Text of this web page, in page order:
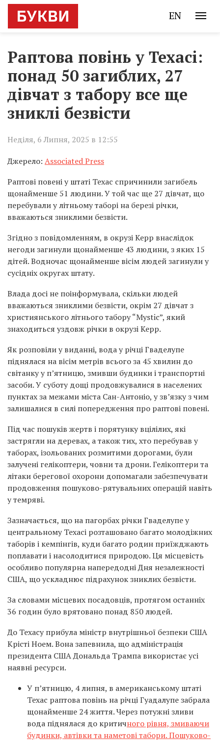
EN
Раптова повінь у Техасі:
понад 50 загиблих, 27
дівчат з табору все ще
зниклі безвісти
Неділя, 6 Липня, 2025 в 12:55
Джерело: Associated Press
Раптові повені у штаті Техас спричинили загибель
щонайменше 51 людини. У той час ще 27 дівчат, що
перебували у літньому таборі на березі річки,
вважаються зниклими безвісти.
Згідно з повідомленням, в окрузі Керр внаслідок
негоди загинули щонайменше 43 людини, з яких 15
дітей. Водночас щонайменше вісім людей загинули у
сусідніх округах штату.
Влада досі не поінформувала, скільки людей
вважаються зниклими безвісти, окрім 27 дівчат з
християнського літнього табору “Mystic”, який
знаходиться уздовж річки в окрузі Керр.
Як розповіли у виданні, вода у річці Гваделупе
піднялася на вісім метрів всього за 45 хвилин до
світанку у п’ятницю, змивши будинки і транспортні
засоби. У суботу дощі продовжувалися в населених
пунктах за межами міста Сан-Антоніо, у зв’язку з чим
залишалися в силі попередження про раптові повені.
Під час пошуків жертв і порятунку вцілілих, які
застрягли на деревах, а також тих, хто перебував у
таборах, ізольованих розмитими дорогами, були
залучені гелікоптери, човни та дрони. Гелікоптери та
літаки берегової охорони допомагали забезпечувати
продовження пошуково-рятувальних операцій навіть
у темряві.
Зазначається, що на пагорбах річки Гваделупе у
центральному Техасі розташовано багато молодіжних
таборів і кемпінгів, куди багато родин приїжджають
поплавати і насолодитися природою. Ця місцевість
особливо популярна напередодні Дня незалежності
США, що ускладнює підрахунок зниклих безвісти.
За словами місцевих посадовців, протягом останніх
36 годин було врятовано понад 850 людей.
До Техасу прибула міністр внутрішньої безпеки США
Крісті Ноем. Вона запевнила, що адміністрація
президента США Дональда Трампа використає усі
наявні ресурси.
У п’ятницю, 4 липня, в американському штаті
Техас раптова повінь на річці Гуадалупе забрала
щонайменше 24 життя. Через потужні зливи
вода піднялася до критичного рівня, змиваючи
будинки, автівки та наметові табори. Пошуково-